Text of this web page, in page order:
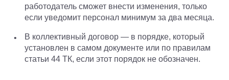
работодатель сможет внести изменения, только
если уведомит персонал минимум за два месяца.
В коллективный договор — в порядке, который
установлен в самом документе или по правилам
статьи 44 ТК, если этот порядок не обозначен.